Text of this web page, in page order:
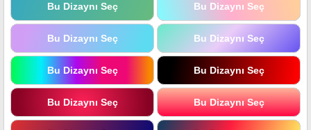
Bu Dizaynı Seç Bu Dizaynı Seç
Bu Dizaynı Seç Bu Dizaynı Seç
Bu Dizaynı Seç Bu Dizaynı Seç
Bu Dizaynı Seç Bu Dizaynı Seç